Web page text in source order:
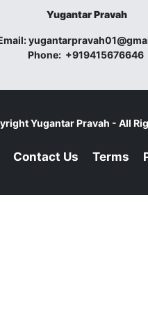
Yugantar Pravah
Phone: +919415676646
Yugantar Pravah - All
Contact Us Terms